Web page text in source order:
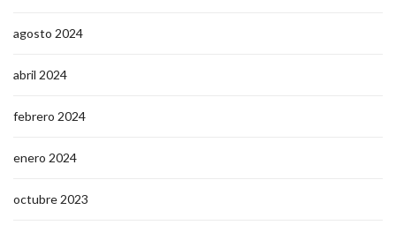
agosto 2024
abril 2024
febrero 2024
enero 2024
octubre 2023